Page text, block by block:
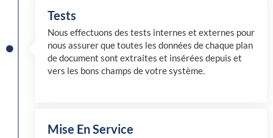
Tests
Nous effectuons des tests internes et externes pour
nous assurer que toutes les données de chaque plan
de document sont extraites et insérées depuis et
vers les bons champs de votre système.
Mise En Service